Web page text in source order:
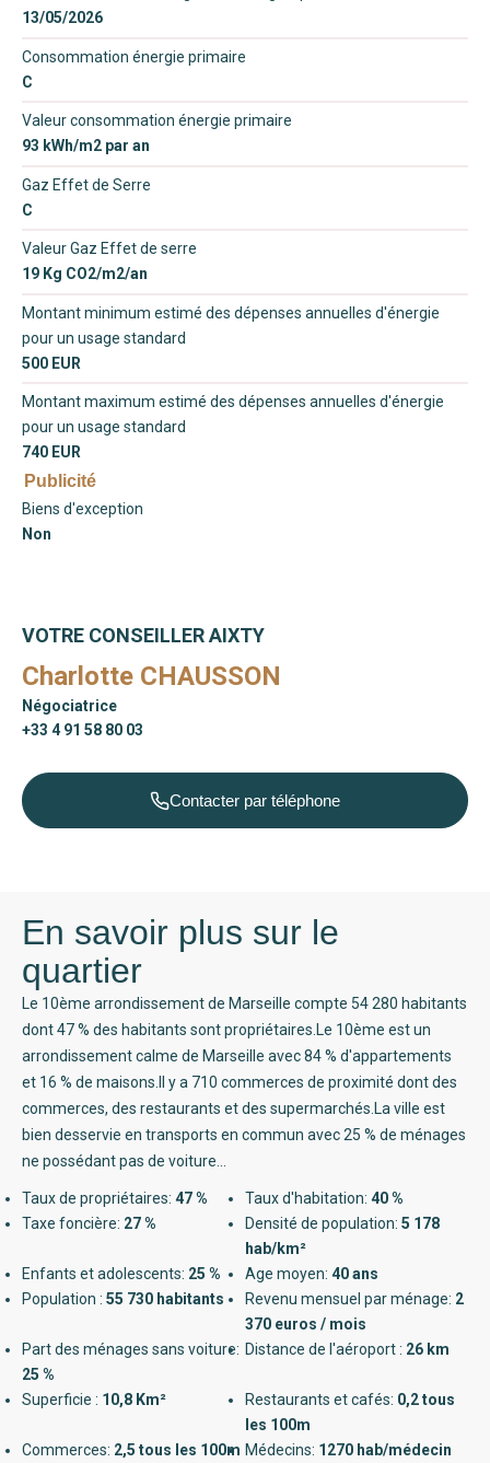
13/05/2026
Consommation énergie primaire
C
Valeur consommation énergie primaire
93 kWh/m2 par an
Gaz Effet de Serre
C
Valeur Gaz Effet de serre
19 Kg CO2/m2/an
Montant minimum estimé des dépenses annuelles d'énergie
pour un usage standard
500 EUR
Montant maximum estimé des dépenses annuelles d'énergie
pour un usage standard
740 EUR
Publicité
Biens d'exception
Non
VOTRE CONSEILLER AIXTY
Charlotte CHAUSSON
Négociatrice
+33 4 91 58 80 03
Contacter par téléphone
En savoir plus sur le
quartier
Le 10ème arrondissement de Marseille compte 54 280 habitants
dont 47 % des habitants sont propriétaires.Le 10ème est un
arrondissement calme de Marseille avec 84 % d'appartements
et 16 % de maisons.Il y a 710 commerces de proximité dont des
commerces, des restaurants et des supermarchés.La ville est
bien desservie en transports en commun avec 25 % de ménages
ne possédant pas de voiture...
Taux de propriétaires: 47 % Taux d'habitation: 40 %
Taxe foncière: 27 % Densité de population: 5 178
hab/km²
Enfants et adolescents: 25 % Age moyen: 40 ans
Population : 55 730 habitants Revenu mensuel par ménage: 2
370 euros / mois
Part des ménages sans voiture:
25 %
Distance de l'aéroport : 26 km
Superficie : 10,8 Km² Restaurants et cafés: 0,2 tous
les 100m
Commerces: 2,5 tous les 100m Médecins: 1270 hab/médecin